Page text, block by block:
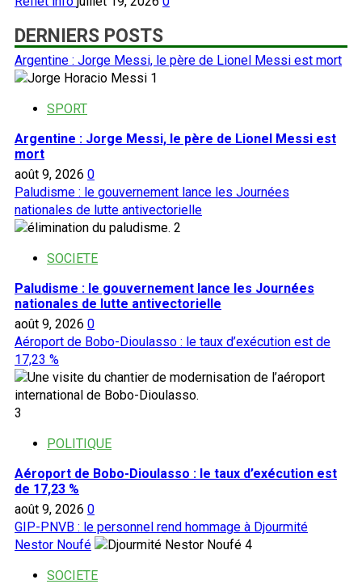
DERNIERS POSTS
Argentine : Jorge Messi, le père de Lionel Messi est mort
1
SPORT
Argentine : Jorge Messi, le père de Lionel Messi est
mort
août 9, 2026 0
Paludisme : le gouvernement lance les Journées
nationales de lutte antivectorielle
2
SOCIETE
Paludisme : le gouvernement lance les Journées
nationales de lutte antivectorielle
août 9, 2026 0
Aéroport de Bobo-Dioulasso : le taux d’exécution est de
17,23 %
3
POLITIQUE
Aéroport de Bobo-Dioulasso : le taux d’exécution est
de 17,23 %
août 9, 2026 0
GIP-PNVB : le personnel rend hommage à Djourmité
Nestor Noufé
4
SOCIETE